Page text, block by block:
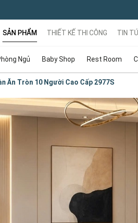
SẢN PHẨM
Ngủ Baby Shop Rest Room
THIẾT KẾ THI CÔNG TIN
Ăn Tròn 10 Người Cao Cấp 2977S